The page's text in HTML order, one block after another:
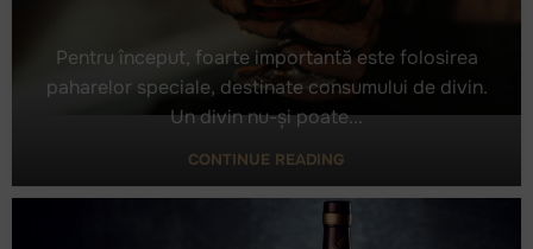
Câteva reguli simple pentru a savura gustul și
Pentru început, foarte importantă este folosirea
paharelor speciale, destinate consumului de divin.
Un divin nu-și poate...
CONTINUE READING